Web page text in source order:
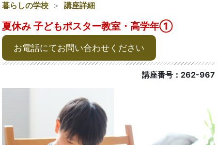
暮らしの学校 講座詳細
夏休み 子どもポスター教室・高学年①
お電話にてお問い合わせください
講座番号：262-967